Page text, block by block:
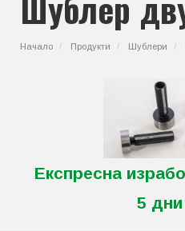
Начало Продукти Шублери
Експресна
5 дни